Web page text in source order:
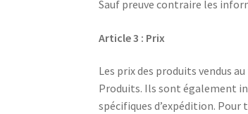
Sauf preuve contraire les
Article 3 : Prix
Les prix des produits vendus
Produits. Ils sont également
spécifiques d’expédition.